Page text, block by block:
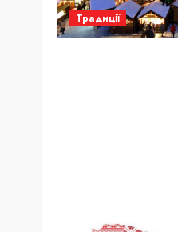
Традиції